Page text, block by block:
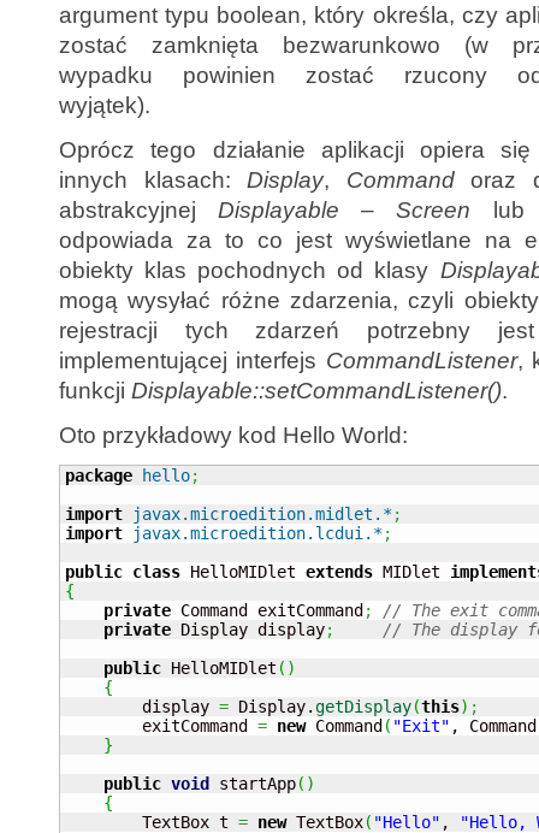
argument typu boolean, który określa, czy
zostać zamknięta bezwarunkowo (w
wypadku powinien zostać rzucony
wyjątek).
Oprócz tego działanie aplikacji opiera
innych klasach:Display, Commandoraz
abstrakcyjnejDisplayable –Screen
odpowiada za to co jest wyświetlane na
obiekty klas pochodnych od klasy
mogą wysyłać różne zdarzenia, czyli
rejestracji tych zdarzeń potrzebny
implementującej interfejs CommandListener,
funkcji Displayable::setCommandListener().
Oto przykładowy kod Hello World:
package hello;
import
javax.microedition.midlet.*;
import
javax.microedition.lcdui.*;
public class HelloMIDlet extends MIDlet
{
private Command exitCommand;
// The exit
private Display display;
// The display
public HelloMIDlet ( )
{
        display
= Display.getDisplay(this) ;
        exitCommand
= new Command( "Exit" ,
}
public void startApp( )
{
        TextBox t
= new TextBox( "Hello" ,
"Hello,